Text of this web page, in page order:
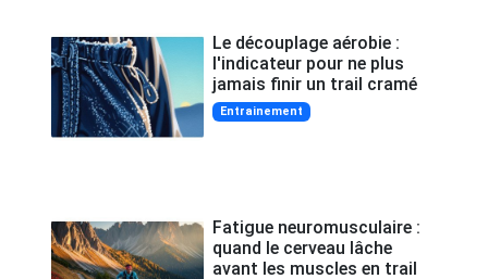
Le découplage aérobie :
l'indicateur pour ne plus
jamais finir un trail cramé
Entrainement
Fatigue neuromusculaire :
quand le cerveau lâche
avant les muscles en trail